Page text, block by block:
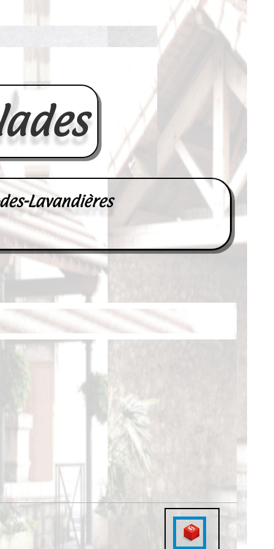
Lavandières